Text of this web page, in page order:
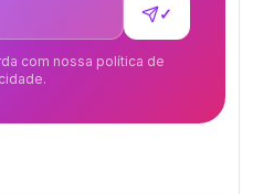
✓
com nossa política de